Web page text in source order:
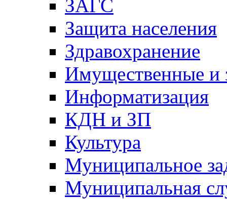
ЗАГС
Защита населения
Здравохранение
Имущественные и
Информатизация
КДН и ЗП
Культура
Муниципальное
Муниципальная